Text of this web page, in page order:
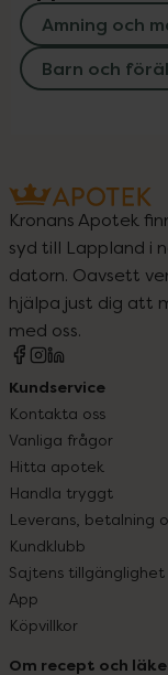
Amning och
Barn och
Kronans Apotek
syd till Lappland i
datorn. Oavsett
hjälpa just dig att
med oss.
Kundservice
Kontakta oss
Vanliga frågor
Hitta apotek
Handla tryggt
Leverans, betalning
Kundklubb
Sajtens tillgänglighet
App
Köpvillkor
Om recept och